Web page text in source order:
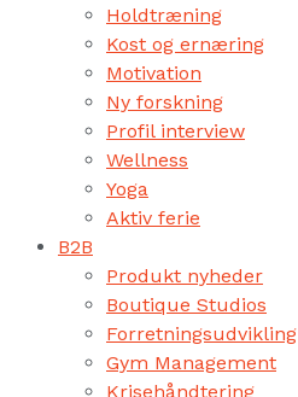
Holdtræning
Kost og ernæring
Motivation
Ny forskning
Profil interview
Wellness
Yoga
Aktiv ferie
B2B
Produkt nyheder
Boutique Studios
Forretningsudvikling
Gym Management
Krisehåndtering